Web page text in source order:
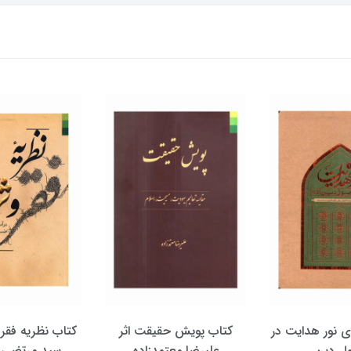
جلدی نور هدایت در
کتاب پویش حقیقت اثر
کتاب نظریه